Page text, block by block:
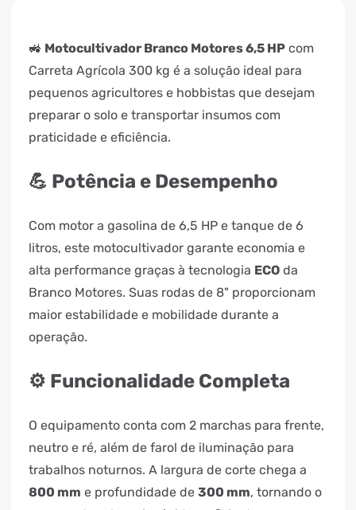
🚜 Motocultivador Branco Motores 6,5 HP com
Carreta Agrícola 300 kg é a solução ideal para
pequenos agricultores e hobbistas que desejam
preparar o solo e transportar insumos com
praticidade e eficiência.
💪 Potência e Desempenho
Com motor a gasolina de 6,5 HP e tanque de 6
litros, este motocultivador garante economia e
alta performance graças à tecnologia ECO da
Branco Motores. Suas rodas de 8" proporcionam
maior estabilidade e mobilidade durante a
operação.
⚙️ Funcionalidade Completa
O equipamento conta com 2 marchas para frente,
neutro e ré, além de farol de iluminação para
trabalhos noturnos. A largura de corte chega a
800 mm e profundidade de 300 mm, tornando o